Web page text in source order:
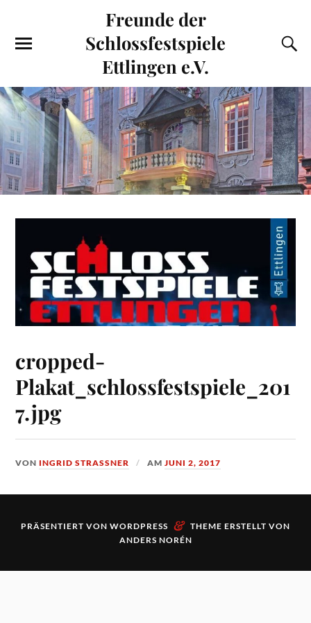
Freunde der
Schlossfestspiele
Ettlingen e.V.
cropped-
Plakat_schlossfestspiele_201
7.jpg
VON INGRID STRASSNER AMJUNI 2, 2017
PRÄSENTIERT VON WORDPRESS & THEME ERSTELLT VON
ANDERS NORÉN